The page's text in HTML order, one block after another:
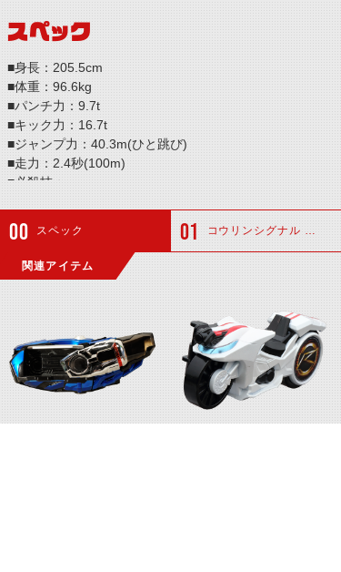
スペック
■身長：205.5cm
■体重：96.6kg
■パンチ力：9.7t
■キック力：16.7t
■ジャンプ力：40.3m(ひと跳び)
■走力：2.4秒(100m)
■必殺技：─
スペック コウリンシグナル カクサーン
関連アイテム